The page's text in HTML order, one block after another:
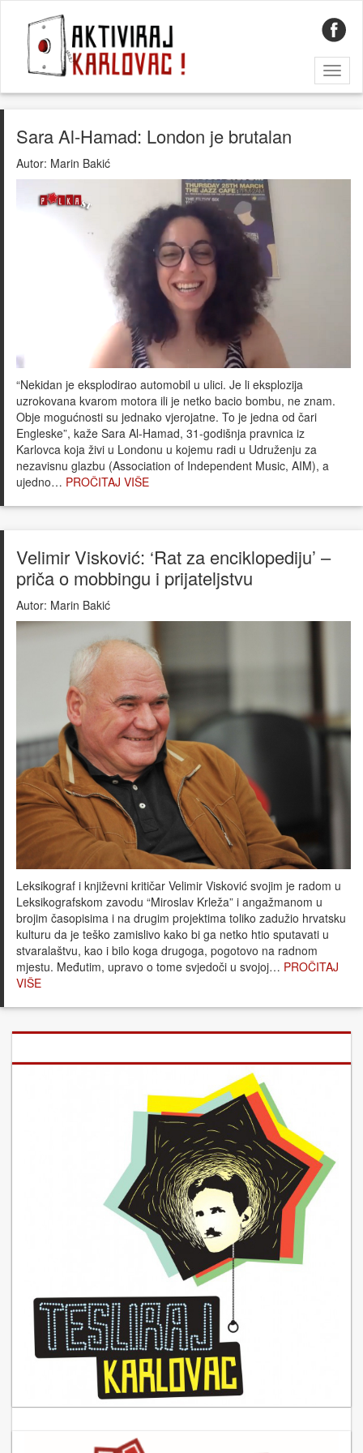
Sara Al-Hamad: London je brutalan
Autor: Marin Bakić
“Nekidan je eksplodirao automobil u ulici. Je li eksplozija
uzrokovana kvarom motora ili je netko bacio bombu, ne znam.
Obje mogućnosti su jednako vjerojatne. To je jedna od čari
Engleske”, kaže Sara Al-Hamad, 31-godišnja pravnica iz
Karlovca koja živi u Londonu u kojemu radi u Udruženju za
nezavisnu glazbu (Association of Independent Music, AIM), a
ujedno… PROČITAJ VIŠE
Velimir Visković: ‘Rat za enciklopediju’ –
priča o mobbingu i prijateljstvu
Autor: Marin Bakić
Leksikograf i književni kritičar Velimir Visković svojim je radom u
Leksikografskom zavodu “Miroslav Krleža” i angažmanom u
brojim časopisima i na drugim projektima toliko zadužio hrvatsku
kulturu da je teško zamislivo kako bi ga netko htio sputavati u
stvaralaštvu, kao i bilo koga drugoga, pogotovo na radnom
mjestu. Međutim, upravo o tome svjedoči u svojoj… PROČITAJ
VIŠE